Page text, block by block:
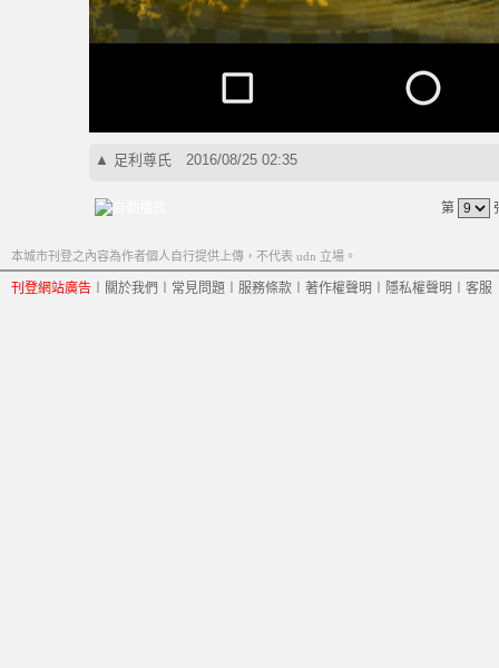
▲ 足利尊氏 2016/08/25 02:35
第
本城市刊登之內容為作者個人自行提供上傳，不代表 udn 立場。
刊登網站廣告 關於我們 常見問題 服務條款 著作權聲明 隱私權聲明 客服